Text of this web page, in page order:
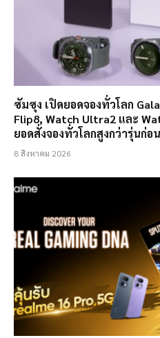
ซัมซุง เปิดยอดจองทั่วโลก
Flip8, Watch Ultra2 และ
ยอดสั่งจองทั่วโลกสูงกว่ารุ่นก่อ
8 สิงหาคม 2026